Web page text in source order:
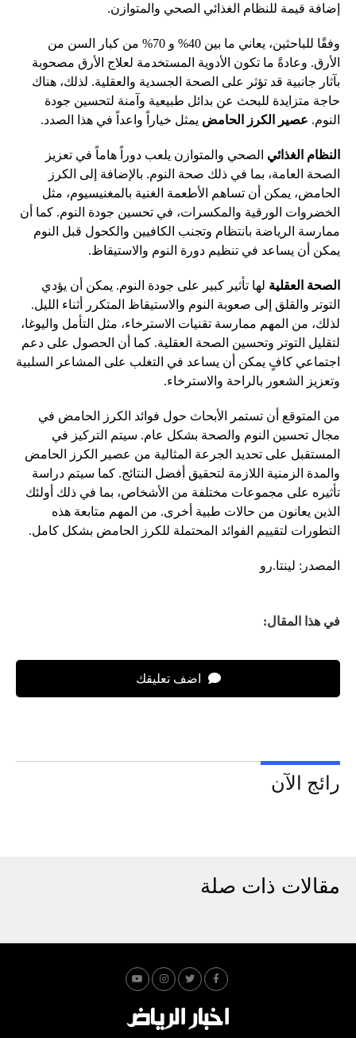
إضافة قيمة للنظام الغذائي الصحي والمتوازن.
وفقًا للباحثين، يعاني ما بين 40% و 70% من كبار السن من
الأرق. وعادةً ما تكون الأدوية المستخدمة لعلاج الأرق مصحوبة
بآثار جانبية قد تؤثر على الصحة الجسدية والعقلية. لذلك، هناك
حاجة متزايدة للبحث عن بدائل طبيعية وآمنة لتحسين جودة
النوم. عصير الكرز الحامض يمثل خياراً واعداً في هذا الصدد.
النظام الغذائي الصحي والمتوازن يلعب دوراً هاماً في تعزيز
الصحة العامة، بما في ذلك صحة النوم. بالإضافة إلى الكرز
الحامض، يمكن أن تساهم الأطعمة الغنية بالمغنيسيوم، مثل
الخضروات الورقية والمكسرات، في تحسين جودة النوم. كما أن
ممارسة الرياضة بانتظام وتجنب الكافيين والكحول قبل النوم
يمكن أن يساعد في تنظيم دورة النوم والاستيقاظ.
الصحة العقلية لها تأثير كبير على جودة النوم. يمكن أن يؤدي
التوتر والقلق إلى صعوبة النوم والاستيقاظ المتكرر أثناء الليل.
لذلك، من المهم ممارسة تقنيات الاسترخاء، مثل التأمل واليوغا،
لتقليل التوتر وتحسين الصحة العقلية. كما أن الحصول على دعم
اجتماعي كافٍ يمكن أن يساعد في التغلب على المشاعر السلبية
وتعزيز الشعور بالراحة والاسترخاء.
من المتوقع أن تستمر الأبحاث حول فوائد الكرز الحامض في
مجال تحسين النوم والصحة بشكل عام. سيتم التركيز في
المستقبل على تحديد الجرعة المثالية من عصير الكرز الحامض
والمدة الزمنية اللازمة لتحقيق أفضل النتائج. كما سيتم دراسة
تأثيره على مجموعات مختلفة من الأشخاص، بما في ذلك أولئك
الذين يعانون من حالات طبية أخرى. من المهم متابعة هذه
التطورات لتقييم الفوائد المحتملة للكرز الحامض بشكل كامل.
المصدر: لينتا.رو
في هذا المقال:
اضف تعليقك
رائج الآن
مقالات ذات صلة